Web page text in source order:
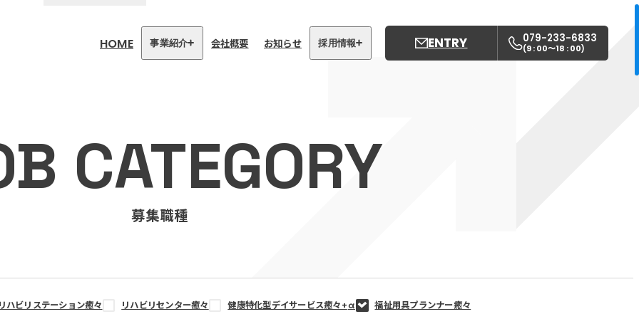
HOME 事業紹介
リハビリセンター癒々
健康特化型デイサービス癒々＋
α
福祉用具プランナー癒々
姫路中央保育園
会社概要 お知らせ 採用情報 ENTRY 079-233-6833
(9 : 00〜18 : 00)
CATEGORY
募集職種
ハビリステーション癒々 リハビリセンター癒々 健康特化型デイサービス癒々+α 福祉用具プランナー癒々